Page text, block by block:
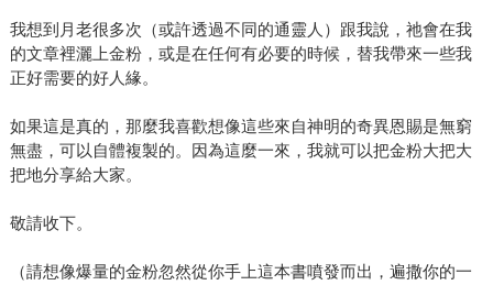
我想到月老很多次（或許透過不同的通靈人）跟我說，祂會在我
的文章裡灑上金粉，或是在任何有必要的時候，替我帶來一些我
正好需要的好人緣。
如果這是真的，那麼我喜歡想像這些來自神明的奇異恩賜是無窮
無盡，可以自體複製的。因為這麼一來，我就可以把金粉大把大
把地分享給大家。
敬請收下。
（請想像爆量的金粉忽然從你手上這本書噴發而出，遍撒你的一